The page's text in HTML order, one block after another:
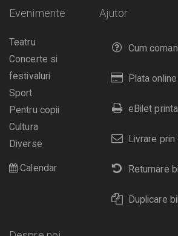
Ajutor
Cum
Plata
eBilet
Livrare prin
Returnare
Duplicare
Evenimente
Teatru
Concerte si
festivaluri
Sport
Pentru copii
Cultura
Diverse
Calendar